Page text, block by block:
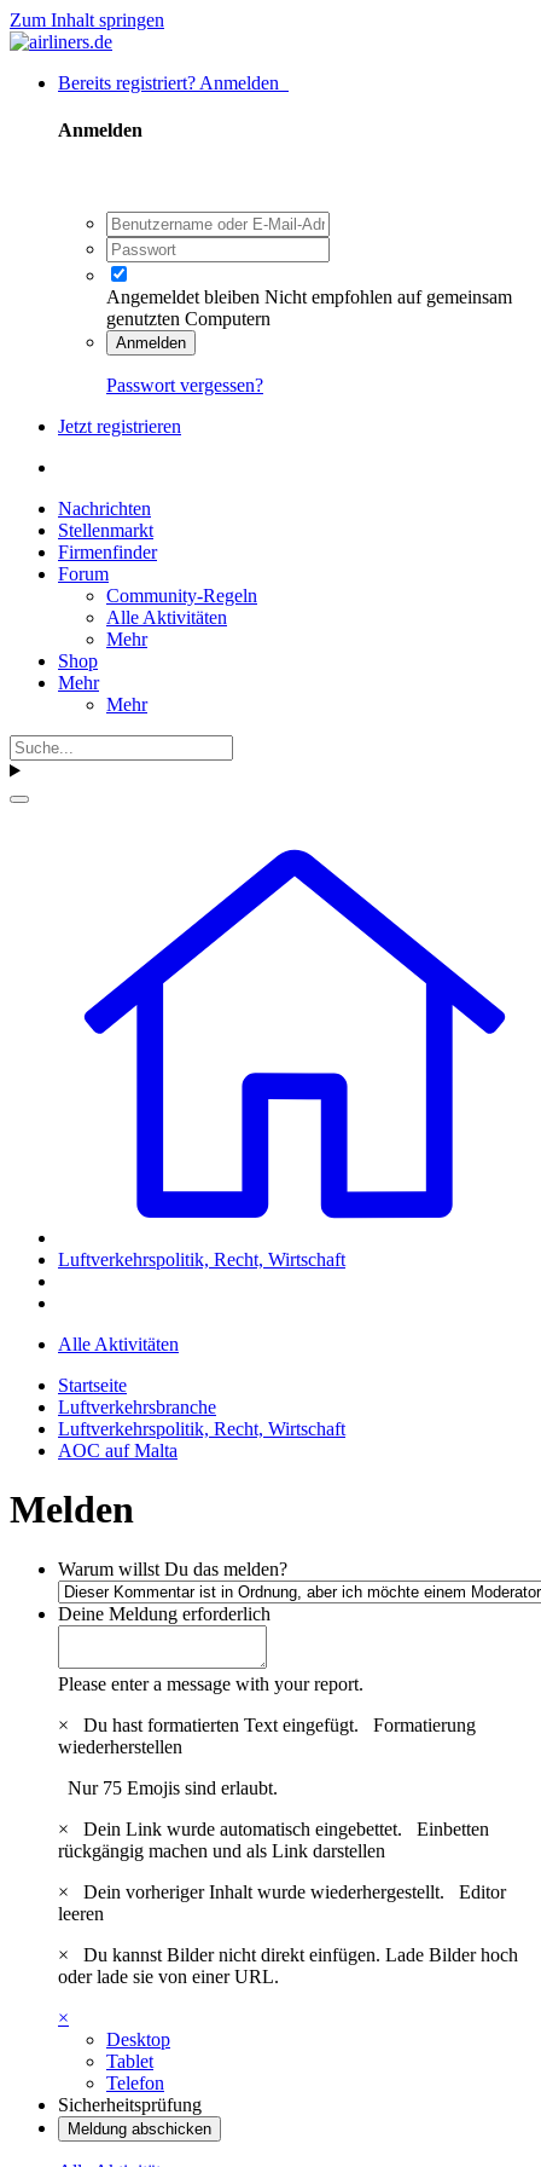
Zum Inhalt springen
Bereits registriert? Anmelden
Anmelden
Angemeldet bleiben Nicht empfohlen auf gemeinsam
genutzten Computern
Anmelden
Passwort vergessen?
Jetzt registrieren
Nachrichten
Stellenmarkt
Firmenfinder
Forum
Community-Regeln
Alle Aktivitäten
Mehr
Shop
Mehr
Mehr
Luftverkehrspolitik, Recht, Wirtschaft
Alle Aktivitäten
Startseite
Luftverkehrsbranche
Luftverkehrspolitik, Recht, Wirtschaft
AOC auf Malta
Melden
Warum willst Du das melden?
Deine Meldung erforderlich
Please enter a message with your report.
×
Du hast formatierten Text eingefügt. Formatierung
wiederherstellen
Nur 75 Emojis sind erlaubt.
×
Dein Link wurde automatisch eingebettet. Einbetten
rückgängig machen und als Link darstellen
×
Dein vorheriger Inhalt wurde wiederhergestellt. Editor
leeren
×
Du kannst Bilder nicht direkt einfügen. Lade Bilder hoch
oder lade sie von einer URL.
×
Desktop
Tablet
Telefon
Sicherheitsprüfung
Meldung abschicken